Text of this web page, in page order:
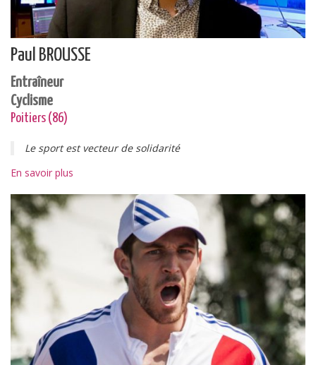
Paul BROUSSE
Entraîneur
Cyclisme
Poitiers (86)
Le sport est vecteur de solidarité
En savoir plus